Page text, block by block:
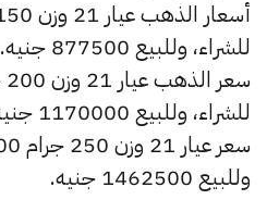
للشراء، وللبيع 877500 جنيه.
للشراء، وللبيع 1170000 جنيه.
وللبيع 1462500 جنيه.